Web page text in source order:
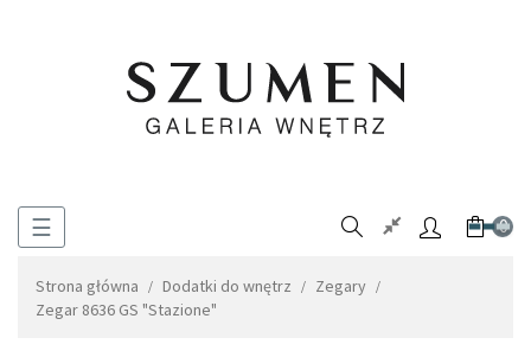
Toggle
☰ 0
Strona główna Dodatki do wnętrz
Zegary
Zegar 8636 GS "Stazione"